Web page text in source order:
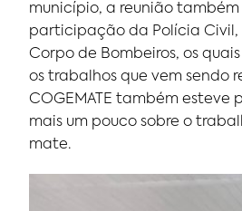
município, a reunião
participação da Polícia Civil,
Corpo de Bombeiros, os
os trabalhos que vem sendo
COGEMATE também esteve
mais um pouco sobre o
mate.